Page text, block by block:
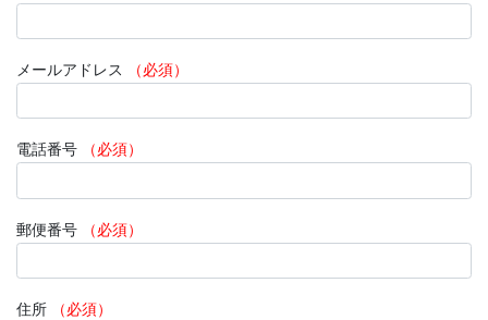
メールアドレス （必須）
電話番号 （必須）
郵便番号 （必須）
住所 （必須）